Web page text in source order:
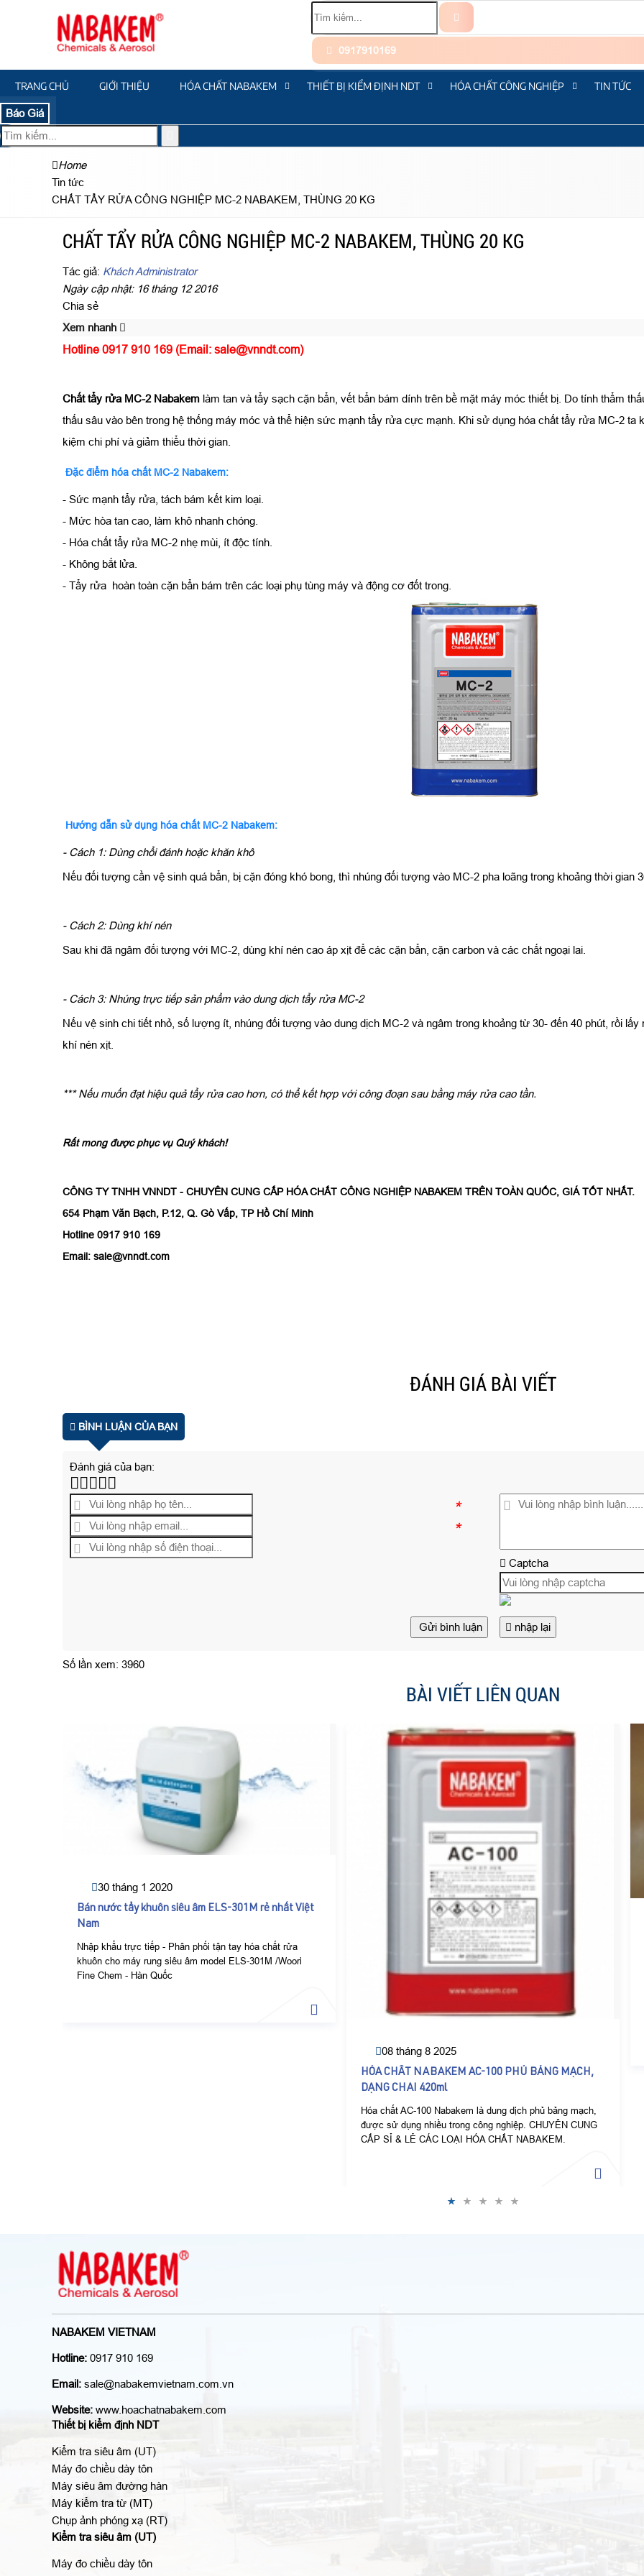
0917910169
TRANG CHỦ GIỚI THIỆU HÓA CHẤT NABAKEM THIẾT BỊ KIỂM ĐỊNH NDT HÓA CHẤT CÔNG NGHIỆP TIN TỨC
Báo Giá
Home
Tin tức
CHẤT TẨY RỬA CÔNG NGHIỆP MC-2 NABAKEM, THÙNG 20 KG
CHẤT TẨY RỬA CÔNG NGHIỆP MC-2 NABAKEM, THÙNG 20 KG
Tác giả: Khách Administrator
Ngày cập nhật: 16 tháng 12 2016
Chia sẻ
Xem nhanh
Hotline 0917 910 169 (Email: sale@vnndt.com)
Chất tẩy rửa MC-2 Nabakem làm tan và tẩy sạch cặn bẩn, vết bẩn bám dính trên bề mặt máy móc thiết bị. Do tính thẩm
thấu sâu vào bên trong hệ thống máy móc và thể hiện sức mạnh tẩy rửa cực mạnh. Khi sử dụng hóa chất tẩy rửa MC-2 ta
kiệm chi phí và giảm thiểu thời gian.
Đặc điểm hóa chất MC-2 Nabakem:
- Sức mạnh tẩy rửa, tách bám kết kim loại.
- Mức hòa tan cao, làm khô nhanh chóng.
- Hóa chất tẩy rửa MC-2 nhẹ mùi, ít độc tính.
- Không bắt lửa.
- Tẩy rửa hoàn toàn cặn bẩn bám trên các loại phụ tùng máy và động cơ đốt trong.
Hướng dẫn sử dụng hóa chất MC-2 Nabakem:
- Cách 1: Dùng chổi đánh hoặc khăn khô
Nếu đối tượng cần vệ sinh quá bẩn, bị cặn đóng khó bong, thì nhúng đối tượng vào MC-2 pha loãng trong khoảng thời gian
- Cách 2: Dùng khí nén
Sau khi đã ngâm đối tượng với MC-2, dùng khí nén cao áp xịt để các cặn bẩn, cặn carbon và các chất ngoại lai.
- Cách 3: Nhúng trực tiếp sản phẩm vào dung dịch tẩy rửa MC-2
Nếu vệ sinh chi tiết nhỏ, số lượng ít, nhúng đối tượng vào dung dịch MC-2 và ngâm trong khoảng từ 30- đến 40 phút, rồi
khí nén xịt.
*** Nếu muốn đạt hiệu quả tẩy rửa cao hơn, có thể kết hợp với công đoạn sau bằng máy rửa cao tần.
Rất mong được phục vụ Quý khách!
CÔNG TY TNHH VNNDT - CHUYÊN CUNG CẤP HÓA CHẤT CÔNG NGHIỆP NABAKEM TRÊN TOÀN QUỐC, GIÁ TỐT NHẤT.
654 Phạm Văn Bạch, P.12, Q. Gò Vấp, TP Hồ Chí Minh
Hotline 0917 910 169
Email: sale@vnndt.com
ĐÁNH GIÁ BÀI VIẾT
BÌNH LUẬN CỦA BẠN
Đánh giá của bạn:
*
*
Captcha
Gửi bình luận nhập lại
Số lần xem: 3960
BÀI VIẾT LIÊN QUAN
30 tháng 1 2020
Bán nước tẩy khuôn siêu âm ELS-301M rẻ nhất Việt
Nam
Nhập khẩu trực tiếp - Phân phối tận tay hóa chất rửa
khuôn cho máy rung siêu âm model ELS-301M /Woori
Fine Chem - Hàn Quốc
08 tháng 8 2025
HÓA CHẤT NABAKEM AC-100 PHỦ BẢNG MẠCH,
DẠNG CHAI 420ml
Hóa chất AC-100 Nabakem là dung dịch phủ bảng mạch,
được sử dụng nhiều trong công nghiệp. CHUYÊN CUNG
CẤP SỈ & LẺ CÁC LOẠI HÓA CHẤT NABAKEM.
NABAKEM VIETNAM
Hotline: 0917 910 169
Email: sale@nabakemvietnam.com.vn
Website: www.hoachatnabakem.com
Thiết bị kiểm định NDT
Kiểm tra siêu âm (UT)
Máy đo chiều dày tôn
Máy siêu âm đường hàn
Máy kiểm tra từ (MT)
Chụp ảnh phóng xạ (RT)
Kiểm tra siêu âm (UT)
Máy đo chiều dày tôn